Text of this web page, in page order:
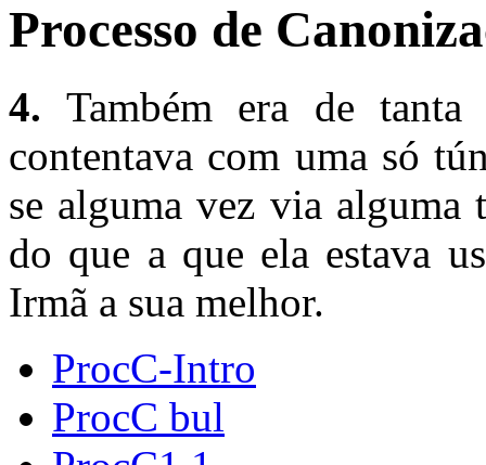
Processo de
4. Também era de
contentava com uma só
se alguma vez via alguma
do que a que ela estava
Irmã a sua melhor.
ProcC-Intro
ProcC bul